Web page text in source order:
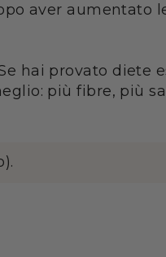
aver aumentato
hai provato diete
più fibre, più